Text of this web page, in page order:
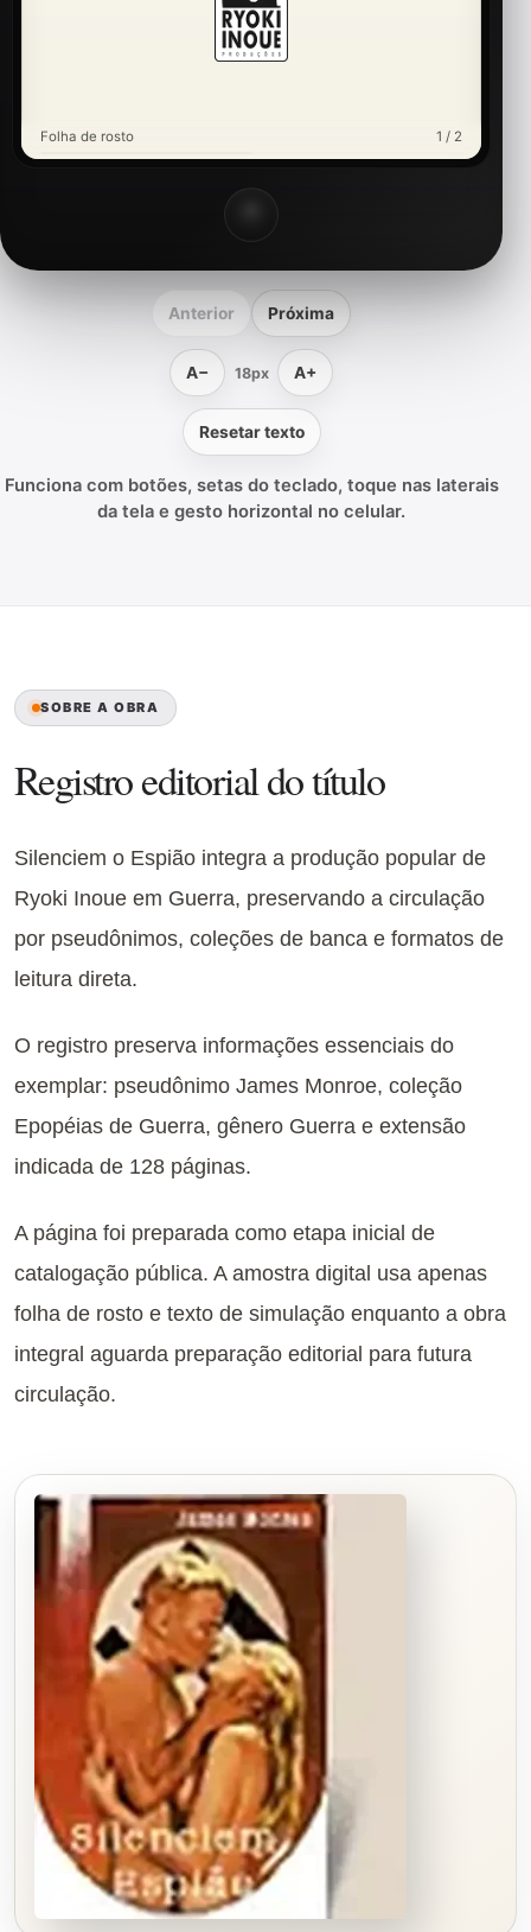
Folha de rosto 1 / 2
Anterior Próxima
A− 18px A+
Resetar texto
Funciona com botões, setas do teclado, toque nas laterais
da tela e gesto horizontal no celular.
SOBRE A OBRA
Registro editorial do título
Silenciem o Espião integra a produção popular de
Ryoki Inoue em Guerra, preservando a circulação
por pseudônimos, coleções de banca e formatos de
leitura direta.
O registro preserva informações essenciais do
exemplar: pseudônimo James Monroe, coleção
Epopéias de Guerra, gênero Guerra e extensão
indicada de 128 páginas.
A página foi preparada como etapa inicial de
catalogação pública. A amostra digital usa apenas
folha de rosto e texto de simulação enquanto a obra
integral aguarda preparação editorial para futura
circulação.